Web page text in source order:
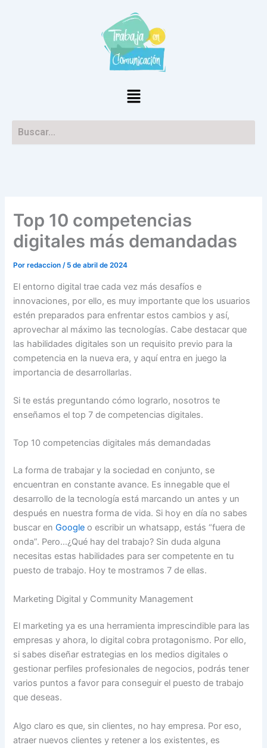
Menú
Top 10 competencias
digitales más demandadas
Porredaccion/ 5 de abril de 2024
El entorno digital trae cada vez más desafíos e
innovaciones, por ello, es muy importante que los usuarios
estén preparados para enfrentar estos cambios y así,
aprovechar al máximo las tecnologías. Cabe destacar que
las habilidades digitales son un requisito previo para la
competencia en la nueva era, y aquí entra en juego la
importancia de desarrollarlas.
Si te estás preguntando cómo lograrlo, nosotros te
enseñamos el top 7 de competencias digitales.
Top 10 competencias digitales más demandadas
La forma de trabajar y la sociedad en conjunto, se
encuentran en constante avance. Es innegable que el
desarrollo de la tecnología está marcando un antes y un
después en nuestra forma de vida. Si hoy en día no sabes
buscar enGoogle o escribir un whatsapp, estás “fuera de
onda”. Pero…¿Qué hay del trabajo? Sin duda alguna
necesitas estas habilidades para ser competente en tu
puesto de trabajo. Hoy te mostramos 7 de ellas.
Marketing Digital y Community Management
El marketing ya es una herramienta imprescindible para las
empresas y ahora, lo digital cobra protagonismo. Por ello,
si sabes diseñar estrategias en los medios digitales o
gestionar perfiles profesionales de negocios, podrás tener
varios puntos a favor para conseguir el puesto de trabajo
que deseas.
Algo claro es que, sin clientes, no hay empresa. Por eso,
atraer nuevos clientes y retener a los existentes, es